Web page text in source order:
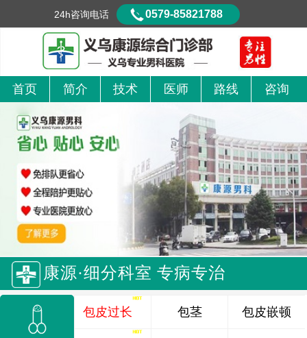
首页 简介 技术 医师 路线 咨询
康源·细分科室 专病专治
包皮过长 包茎 包皮嵌顿
24h咨询电话 0579-85821788